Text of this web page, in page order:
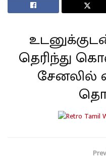
தெரிந்து
சேனலில்